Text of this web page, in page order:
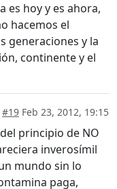
es hoy y es ahora,
hacemos el
generaciones y la
continente y el
#19 Feb 23, 2012, 19:15
principio de NO
inverosímil
mundo sin lo
paga,